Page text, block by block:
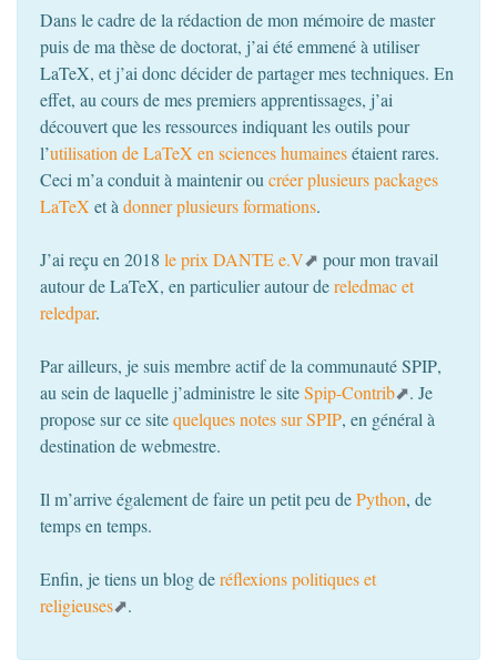
Dans le cadre de la rédaction de mon mémoire de master
puis de ma thèse de doctorat, j’ai été emmené à utiliser
LaTeX, et j’ai donc décider de partager mes techniques. En
effet, au cours de mes premiers apprentissages, j’ai
découvert que les ressources indiquant les outils pour
l’utilisation de LaTeX en sciences humainesétaient rares.
Ceci m’a conduit à maintenir ou créer plusieurs packages
LaTeX et à donner plusieurs formations.
J’ai reçu en 2018 le prix DANTEe.V
pour mon travail
autour de LaTeX, en particulier autour dereledmac et
reledpar.
Par ailleurs, je suis membre actif de la communautéSPIP,
au sein de laquelle j’administre le siteSpip-Contrib
. Je
propose sur ce sitequelques notes surSPIP, en général à
destination de webmestre.
Il m’arrive également de faire un petit peu dePython, de
temps en temps.
Enfin, je tiens un blog deréflexions politiques et
religieuses
.